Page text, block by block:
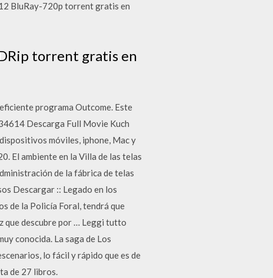
BluRay-720p torrent gratis en
torrent gratis en
programa Outcome. Este
Descarga Full Movie Kuch
móviles, iphone, Mac y
El ambiente en la Villa de las telas
de la fábrica de telas
Descargar :: Legado en los
de la Policía Foral, tendrá que
que descubre por … Leggi tutto
conocida. La saga de Los
lo fácil y rápido que es de
de 27 libros.